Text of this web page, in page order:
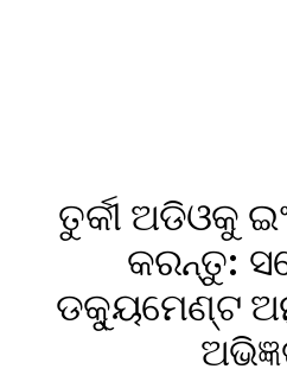
ତୁର୍କୀ ଅଡିଓକୁ
କରନ୍ତୁ:
ଡକ୍ୟୁମେଣ୍ଟ